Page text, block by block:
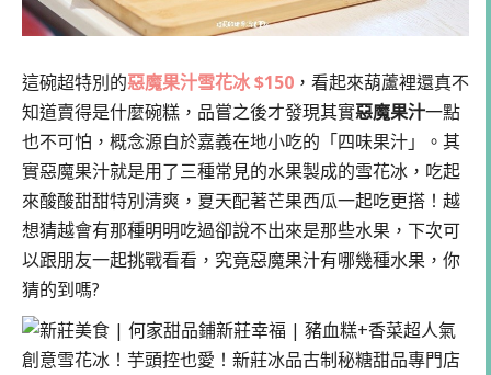
這碗超特別的惡魔果汁雪花冰 $150 ，看起來葫蘆裡還真不
知道賣得是什麼碗糕，品嘗之後才發現其實惡魔果汁一點
也不可怕，概念源自於嘉義在地小吃的「四味果汁」。其
實惡魔果汁就是用了三種常見的水果製成的雪花冰，吃起
來酸酸甜甜特別清爽，夏天配著芒果西瓜一起吃更搭！越
想猜越會有那種明明吃過卻說不出來是那些水果，下次可
以跟朋友一起挑戰看看，究竟惡魔果汁有哪幾種水果，你
猜的到嗎?